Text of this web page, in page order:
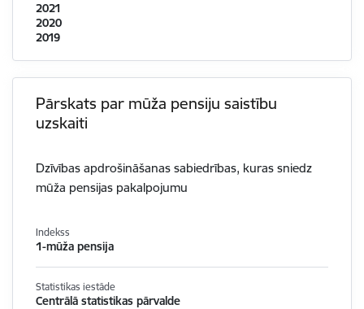
2021
2020
2019
Pārskats par mūža pensiju saistību
uzskaiti
Dzīvības apdrošināšanas sabiedrības, kuras sniedz
mūža pensijas pakalpojumu
Indekss
1-mūža pensija
Statistikas iestāde
Centrālā statistikas pārvalde